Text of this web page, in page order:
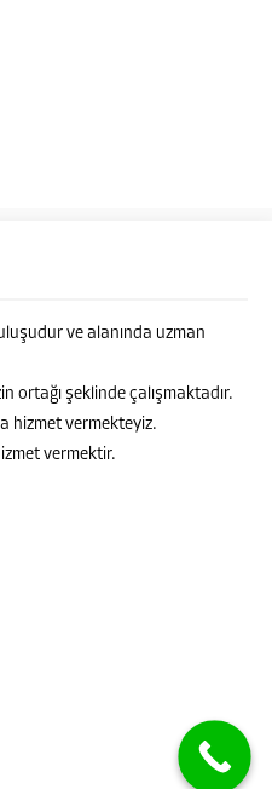
ve alanında uzman
ortağı şeklinde çalışmaktadır.
hizmet vermekteyiz.
vermektir.